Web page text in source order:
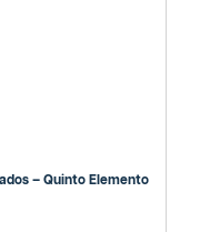
– Quinto Elemento